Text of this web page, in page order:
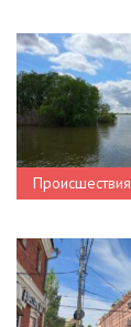
Происшествия